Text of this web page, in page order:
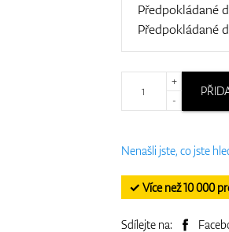
Předpokládané
Předpokládané
+
-
Nenašli jste, co jste
✓ Více než 10 000
Sdílejte na: